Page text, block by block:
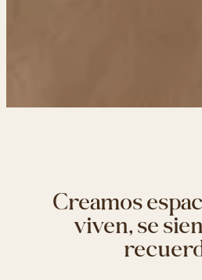
Creamos
viven, se